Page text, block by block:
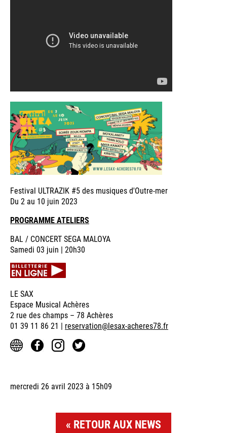
Festival ULTRAZIK #5 des musiques d'Outre-mer
Du 2 au 10 juin 2023
PROGRAMME ATELIERS
BAL / CONCERT SEGA MALOYA
Samedi 03 juin | 20h30
LE SAX
Espace Musical Achères
2 rue des champs – 78 Achères
01 39 11 86 21 | reservation@lesax-acheres78.fr
mercredi 26 avril 2023 à 15h09
RETOUR AUX NEWS